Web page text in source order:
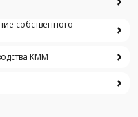
собственного
KMM